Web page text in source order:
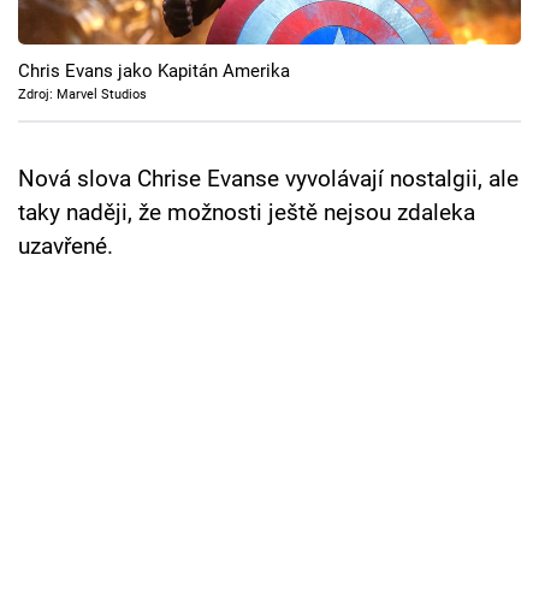
Cool Esport
Pořady
Sledujte prima+
Chris Evans jako Kapitán Amerika
Zdroj: Marvel Studios
Nová slova Chrise Evanse vyvolávají nostalgii, ale
taky naději, že možnosti ještě nejsou zdaleka
uzavřené.